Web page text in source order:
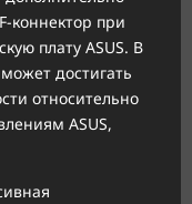
коннектор при
плату ASUS. В
достигать
относительно
ASUS,